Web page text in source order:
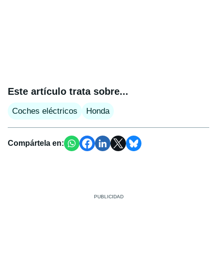
Este artículo trata sobre...
Coches eléctricos Honda
Compártela en: